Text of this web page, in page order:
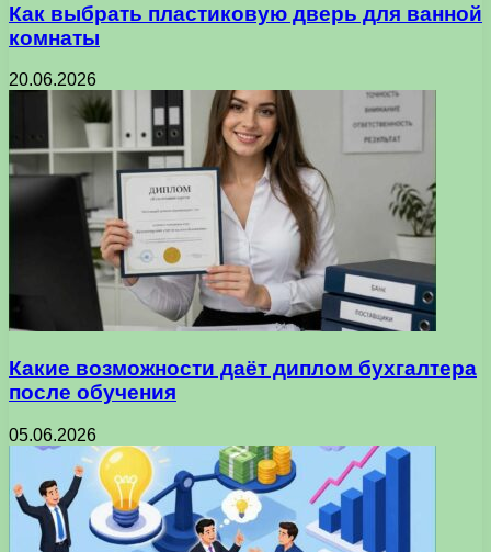
Как выбрать пластиковую дверь для ванной
комнаты
20.06.2026
Какие возможности даёт диплом бухгалтера
после обучения
05.06.2026